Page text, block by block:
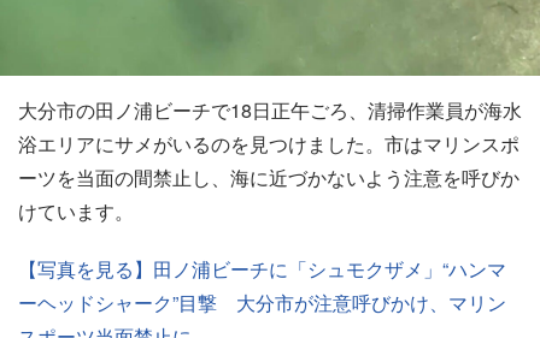
大分市の田ノ浦ビーチで18日正午ごろ、清掃作業員が海水
浴エリアにサメがいるのを見つけました。市はマリンスポ
ーツを当面の間禁止し、海に近づかないよう注意を呼びか
けています。
【写真を見る】田ノ浦ビーチに「シュモクザメ」“ハンマ
ーヘッドシャーク”目撃 大分市が注意呼びかけ、マリン